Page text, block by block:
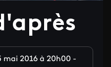
mai 2016 à 20h00 -